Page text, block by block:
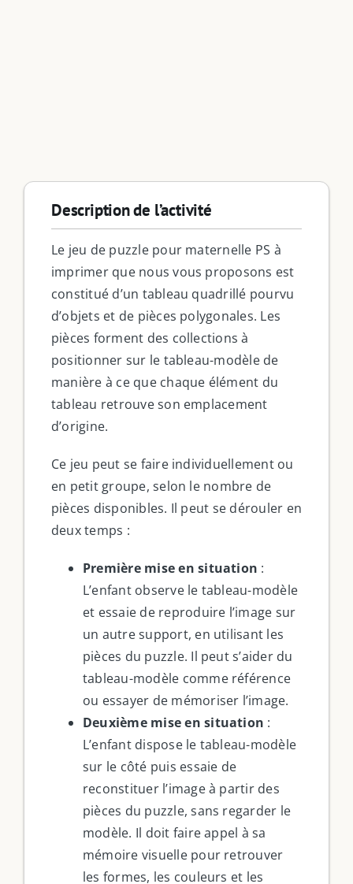
Description de l’activité
Le jeu de puzzle pour maternelle PS à
imprimer que nous vous proposons est
constitué d’un tableau quadrillé pourvu
d’objets et de pièces polygonales. Les
pièces forment des collections à
positionner sur le tableau-modèle de
manière à ce que chaque élément du
tableau retrouve son emplacement
d’origine.
Ce jeu peut se faire individuellement ou
en petit groupe, selon le nombre de
pièces disponibles. Il peut se dérouler en
deux temps :
Première mise en situation :
L’enfant observe le tableau-modèle
et essaie de reproduire l’image sur
un autre support, en utilisant les
pièces du puzzle. Il peut s’aider du
tableau-modèle comme référence
ou essayer de mémoriser l’image.
Deuxième mise en situation :
L’enfant dispose le tableau-modèle
sur le côté puis essaie de
reconstituer l’image à partir des
pièces du puzzle, sans regarder le
modèle. Il doit faire appel à sa
mémoire visuelle pour retrouver
les formes, les couleurs et les